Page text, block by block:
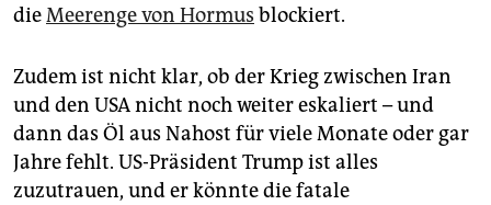
dieMeerenge von Hormus blockiert.
Zudem ist nicht klar, ob der Krieg zwischen Iran
und den USA nicht noch weiter eskaliert – und
dann das Öl aus Nahost für viele Monate oder gar
Jahre fehlt. US-Präsident Trump ist alles
zuzutrauen, und er könnte die fatale